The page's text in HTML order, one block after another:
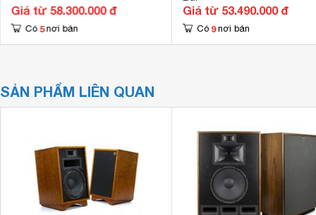
Giá từ 58.300.000 đ
Có 5 nơi bán
Giá từ 53.490.000 đ
Có 9 nơi bán
SẢN PHẨM LIÊN QUAN